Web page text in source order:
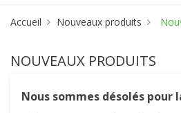
Accueil Nouveaux produits
NOUVEAUX PRODUITS
Nous sommes désolés pour